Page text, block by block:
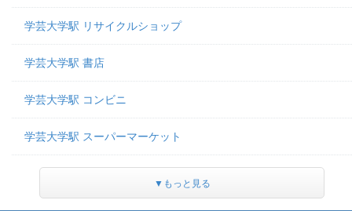
学芸大学駅 リサイクルショップ
学芸大学駅 書店
学芸大学駅 コンビニ
学芸大学駅 スーパーマーケット
▼もっと見る